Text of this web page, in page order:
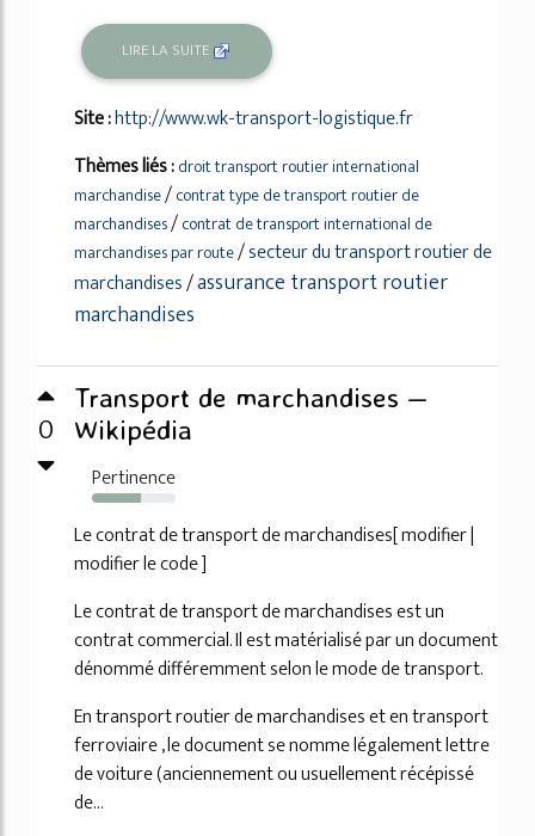
LIRE LA SUITE
Site :http://www.wk-transport-logistique.fr
Thèmes liés :droit transport routier international
marchandise/contrat type de transport routier de
marchandises/contrat de transport international de
marchandises par route/secteur du transport routier de
marchandises/assurance transport routier
marchandises
0
Transport de marchandises —
Wikipédia
Pertinence
59%
Le contrat de transport de marchandises[ modifier |
modifier le code ]
Le contrat de transport de marchandises est un
contrat commercial. Il est matérialisé par un document
dénommé différemment selon le mode de transport.
En transport routier de marchandises et en transport
ferroviaire , le document se nomme légalement lettre
de voiture (anciennement ou usuellement récépissé
de...